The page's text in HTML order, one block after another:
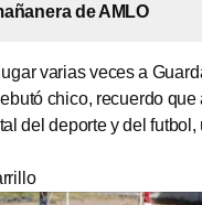
de AMLO
varias veces a
chico, recuerdo que
del deporte y del futbol,